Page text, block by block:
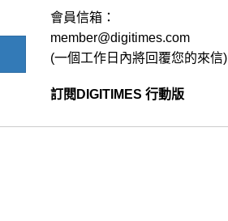
會員信箱：
member@digitimes.com
(一個工作日內將回覆您的來信)
訂閱DIGITIMES 行動版